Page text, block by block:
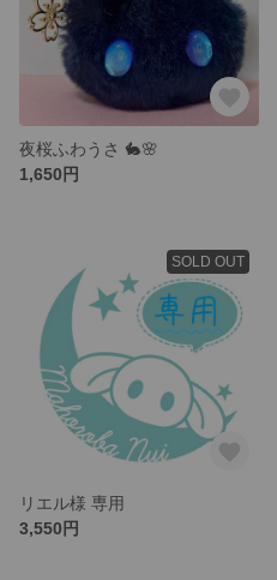
夜桜ふわうさ 🐇🌸
1,650円
SOLD OUT
リエル様 専用
3,550円